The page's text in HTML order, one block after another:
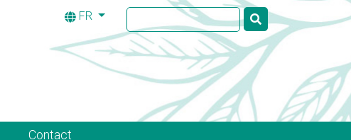
FR
Contact